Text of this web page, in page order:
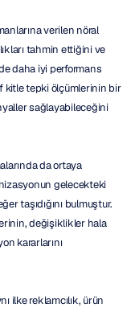
verilen nöral
tahmin ettiğini ve
daha iyi performans
kitle tepki ölçümlerinin bir
sağlayabileceğini
da ortaya
gelecekteki
taşıdığını bulmuştur.
değişiklikler hala
kararlarını
ilke reklamcılık, ürün